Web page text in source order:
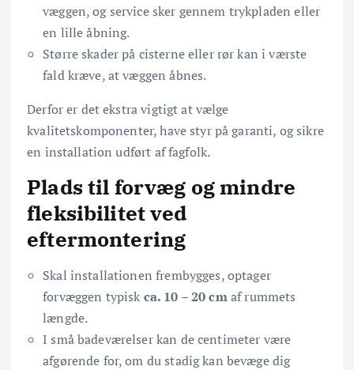
væggen, og service sker gennem trykpladen eller
en lille åbning.
Større skader på cisterne eller rør kan i værste
fald kræve, at væggen åbnes.
Derfor er det ekstra vigtigt at vælge
kvalitetskomponenter, have styr på garanti, og sikre
en installation udført af fagfolk.
Plads til forvæg og mindre
fleksibilitet ved
eftermontering
Skal installationen frembygges, optager
forvæggen typisk ca. 10 – 20 cmaf rummets
længde.
I små badeværelser kan de centimeter være
afgørende for, om du stadig kan bevæge dig